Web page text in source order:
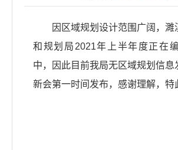
因区域规划设计范围广阔，濉
和规划局2021年上半年度正在
中，因此目前我局无区域规划信息
新会第一时间发布，感谢理解，特